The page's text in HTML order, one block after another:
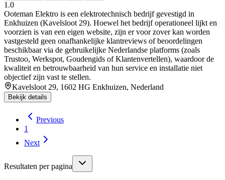
1.0
Ooteman Elektro is een elektrotechnisch bedrijf gevestigd in
Enkhuizen (Kavelsloot 29). Hoewel het bedrijf operationeel lijkt en
voorzien is van een eigen website, zijn er voor zover kan worden
vastgesteld geen onafhankelijke klantreviews of beoordelingen
beschikbaar via de gebruikelijke Nederlandse platforms (zoals
Trustoo, Werkspot, Goudengids of Klantenvertellen), waardoor de
kwaliteit en betrouwbaarheid van hun service en installatie niet
objectief zijn vast te stellen.
Kavelsloot 29, 1602 HG Enkhuizen, Nederland
Bekijk details
Previous
1
Next
Resultaten per pagina